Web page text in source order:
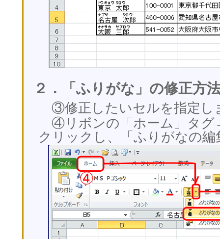
２．「ふりがな」の修正方
③修正したいセルを指定
④リボンの「ホーム」タ
クリックし、「ふりがなの